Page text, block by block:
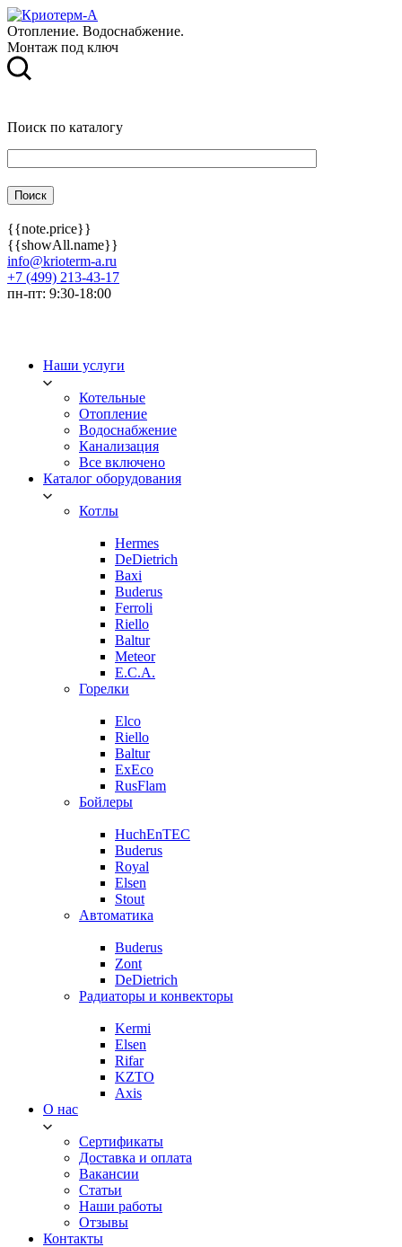
Отопление. Водоснабжение.
Монтаж под ключ
Поиск по каталогу
{{note.price}}
{{showAll.name}}
info@krioterm-a.ru
+7 (499) 213-43-17
пн-пт: 9:30-18:00
Наши услуги
Котельные
Отопление
Водоснабжение
Канализация
Все включено
Каталог оборудования
Котлы
Hermes
DeDietrich
Baxi
Buderus
Ferroli
Riello
Baltur
Meteor
E.C.A.
Горелки
Elco
Riello
Baltur
ExEco
RusFlam
Бойлеры
HuchEnTEC
Buderus
Royal
Elsen
Stout
Автоматика
Buderus
Zont
DeDietrich
Радиаторы и конвекторы
Kermi
Elsen
Rifar
KZTO
Axis
О нас
Сертификаты
Доставка и оплата
Вакансии
Статьи
Наши работы
Отзывы
Контакты